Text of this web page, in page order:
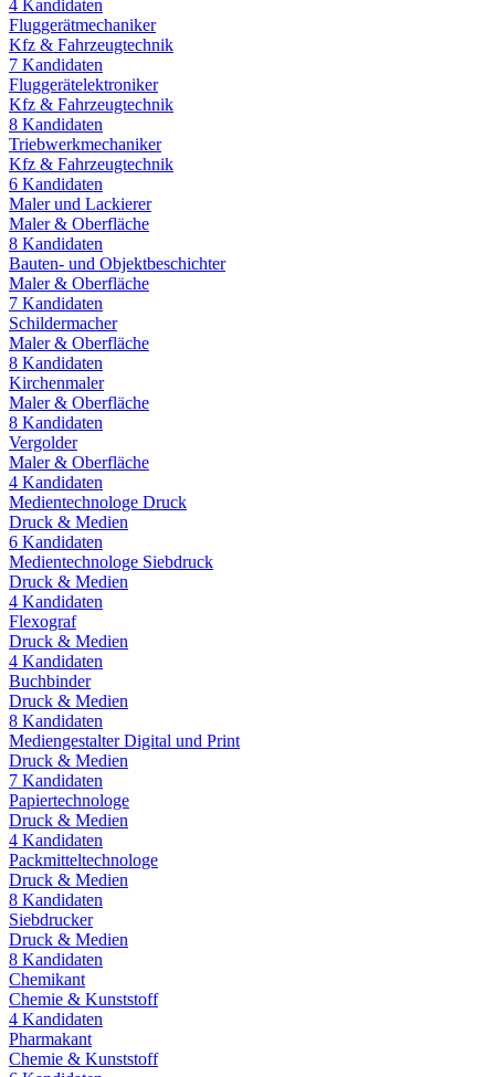
4 Kandidaten
Fluggerätmechaniker
Kfz & Fahrzeugtechnik
7 Kandidaten
Fluggerätelektroniker
Kfz & Fahrzeugtechnik
8 Kandidaten
Triebwerkmechaniker
Kfz & Fahrzeugtechnik
6 Kandidaten
Maler und Lackierer
Maler & Oberfläche
8 Kandidaten
Bauten- und Objektbeschichter
Maler & Oberfläche
7 Kandidaten
Schildermacher
Maler & Oberfläche
8 Kandidaten
Kirchenmaler
Maler & Oberfläche
8 Kandidaten
Vergolder
Maler & Oberfläche
4 Kandidaten
Medientechnologe Druck
Druck & Medien
6 Kandidaten
Medientechnologe Siebdruck
Druck & Medien
4 Kandidaten
Flexograf
Druck & Medien
4 Kandidaten
Buchbinder
Druck & Medien
8 Kandidaten
Mediengestalter Digital und Print
Druck & Medien
7 Kandidaten
Papiertechnologe
Druck & Medien
4 Kandidaten
Packmitteltechnologe
Druck & Medien
8 Kandidaten
Siebdrucker
Druck & Medien
8 Kandidaten
Chemikant
Chemie & Kunststoff
4 Kandidaten
Pharmakant
Chemie & Kunststoff